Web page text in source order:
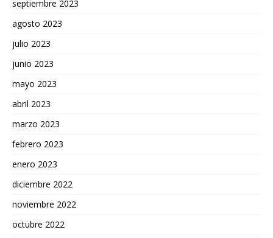
septiembre 2023
agosto 2023
julio 2023
junio 2023
mayo 2023
abril 2023
marzo 2023
febrero 2023
enero 2023
diciembre 2022
noviembre 2022
octubre 2022